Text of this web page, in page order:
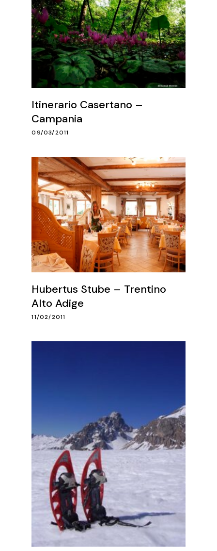
Itinerario Casertano –
Campania
09/03/2011
Hubertus Stube – Trentino
Alto Adige
11/02/2011